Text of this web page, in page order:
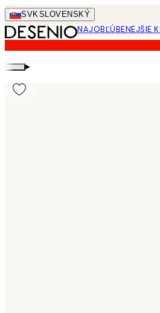
Skip
to
main
content.
SVKSLOVENSKÝ
NAJOBĽÚBENEJŠIE
▸